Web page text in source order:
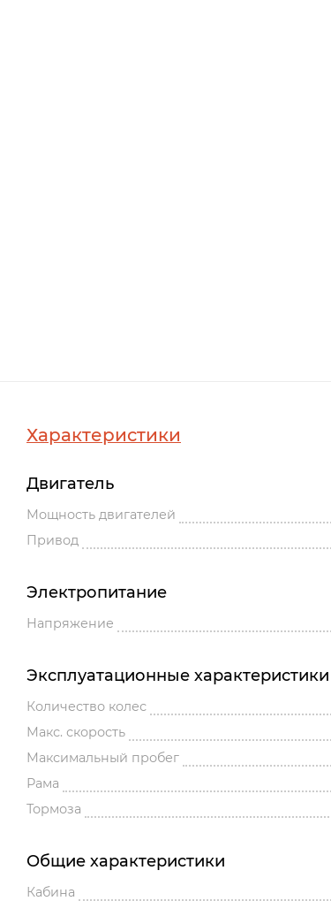
Характеристики
Двигатель
Мощность двигателей
Привод
Электропитание
Напряжение
Эксплуатационные характеристики
Количество колес
Макс. скорость
Максимальный пробег
Рама
Тормоза
Общие характеристики
Кабина